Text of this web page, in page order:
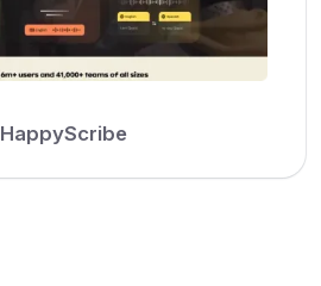
HappyScribe